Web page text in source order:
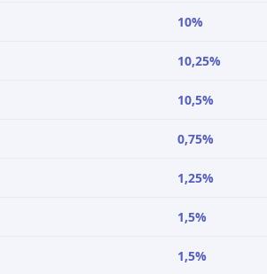
10%
10,25%
10,5%
0,75%
1,25%
1,5%
1,5%